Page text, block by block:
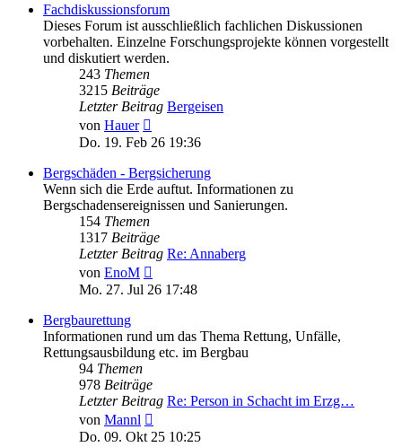
Fachdiskussionsforum
Dieses Forum ist ausschließlich fachlichen Diskussionen
vorbehalten. Einzelne Forschungsprojekte können vorgestellt
und diskutiert werden.
243 Themen
3215 Beiträge
Letzter Beitrag Bergeisen
von Hauer
Beitrag
Do. 19. Feb 26 19:36
Bergschäden - Bergsicherung
Wenn sich die Erde auftut. Informationen zu
Bergschadensereignissen und Sanierungen.
154 Themen
1317 Beiträge
Letzter Beitrag Re: Annaberg
von EnoM
Beitrag
Mo. 27. Jul 26 17:48
Bergbaurettung
Informationen rund um das Thema Rettung, Unfälle,
Rettungsausbildung etc. im Bergbau
94 Themen
978 Beiträge
Letzter Beitrag Re: Person in Schacht im Erzg…
von Mannl
Beitrag
Do. 09. Okt 25 10:25